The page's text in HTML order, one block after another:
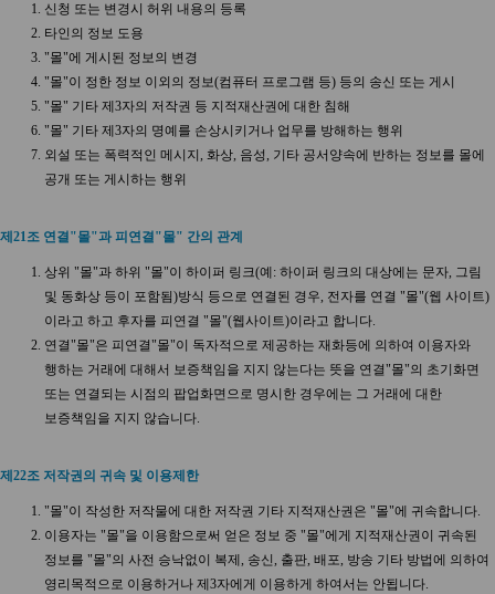
신청 또는 변경시 허위 내용의 등록
타인의 정보 도용
"몰"에 게시된 정보의 변경
"몰"이 정한 정보 이외의 정보(컴퓨터 프로그램 등) 등의 송신 또는 게시
"몰" 기타 제3자의 저작권 등 지적재산권에 대한 침해
"몰" 기타 제3자의 명예를 손상시키거나 업무를 방해하는 행위
외설 또는 폭력적인 메시지, 화상, 음성, 기타 공서양속에 반하는 정보를 몰에
공개 또는 게시하는 행위
제21조 연결"몰"과 피연결"몰" 간의 관계
상위 "몰"과 하위 "몰"이 하이퍼 링크(예: 하이퍼 링크의 대상에는 문자, 그림
및 동화상 등이 포함됨)방식 등으로 연결된 경우, 전자를 연결 "몰"(웹 사이트)
이라고 하고 후자를 피연결 "몰"(웹사이트)이라고 합니다.
연결"몰"은 피연결"몰"이 독자적으로 제공하는 재화등에 의하여 이용자와
행하는 거래에 대해서 보증책임을 지지 않는다는 뜻을 연결"몰"의 초기화면
또는 연결되는 시점의 팝업화면으로 명시한 경우에는 그 거래에 대한
보증책임을 지지 않습니다.
제22조 저작권의 귀속 및 이용제한
"몰"이 작성한 저작물에 대한 저작권 기타 지적재산권은 "몰"에 귀속합니다.
이용자는 "몰"을 이용함으로써 얻은 정보 중 "몰"에게 지적재산권이 귀속된
정보를 "몰"의 사전 승낙없이 복제, 송신, 출판, 배포, 방송 기타 방법에 의하여
영리목적으로 이용하거나 제3자에게 이용하게 하여서는 안됩니다.